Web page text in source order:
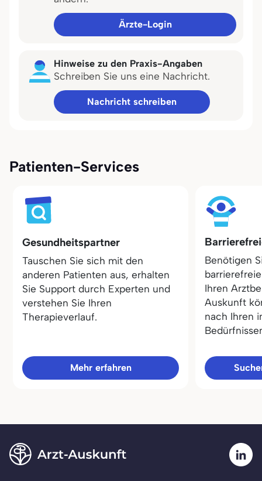
Ärzte-Login
Hinweise zu den Praxis-Angaben
Schreiben Sie uns eine Nachricht.
Nachricht schreiben
Patienten-Services
Gesundheitspartner
Tauschen Sie sich mit den
anderen Patienten aus, erhalten
Sie Support durch Experten und
verstehen Sie Ihren
Therapieverlauf.
Mehr erfahren
Benötigen
Ihren
Auskunft
nach Ihren